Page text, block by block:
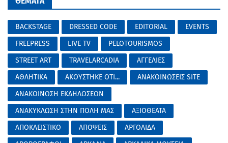
BACKSTAGE DRESSED CODE EDITORIAL
EVENTS
FREEPRESS
LIVE TV
PELOTOURISMOS
STREET ART
TRAVELARCADIA
ΑΓΓΕΛΙΕΣ
ΑΘΛΗΤΙΚΑ
ΑΚΟΥΣΤΗΚΕ ΟΤΙ...
ΑΝΑΚΟΙΝΩΣΕΙΣ SITE
ΑΝΑΚΟΙΝΩΣΗ ΕΚΔΗΛΩΣΕΩΝ
ΑΝΑΚΥΚΛΩΣΗ ΣΤΗΝ ΠΟΛΗ ΜΑΣ
ΑΞΙΟΘΕΑΤΑ
ΑΠΟΚΛΕΙΣΤΙΚΟ
ΑΠΟΨΕΙΣ
ΑΡΓΟΛΙΔΑ